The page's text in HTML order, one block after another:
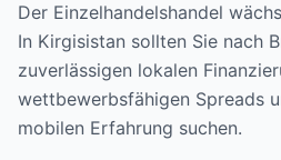
Der Einzelhandelshandel
In Kirgisistan sollten Sie nach
zuverlässigen lokalen
wettbewerbsfähigen Spreads
mobilen Erfahrung suchen.